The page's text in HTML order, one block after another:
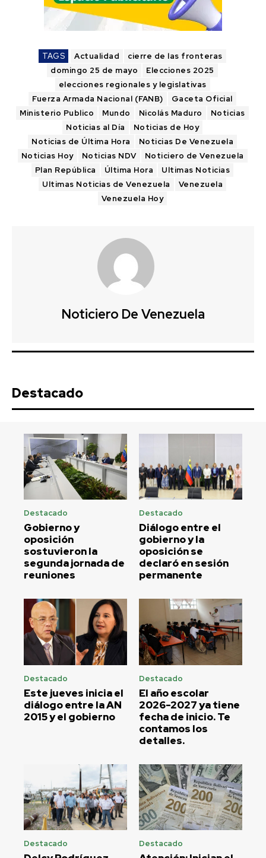
TAGS Actualidad
cierre de las fronteras
domingo 25 de mayo
Elecciones 2025
elecciones regionales y legislativas
Fuerza Armada Nacional (FANB)
Gaceta Oficial
Ministerio Publico
Mundo Nicolás Maduro
Noticias
Noticias al Día
Noticias de Hoy
Noticias de Última Hora
Noticias De Venezuela
Noticias Hoy
Noticias NDV
Noticiero de Venezuela
Plan República
Última Hora
Ultimas Noticias
Ultimas Noticias de Venezuela
Venezuela
Venezuela Hoy
Noticiero De Venezuela
Destacado
Destacado
Gobierno y
oposición
sostuvieron la
segunda jornada de
reuniones
Destacado
Diálogo entre el
gobierno y la
oposición se
declaró en sesión
permanente
Destacado
Este jueves inicia el
diálogo entre la AN
2015 y el gobierno
Destacado
El año escolar
2026-2027 ya tiene
fecha de inicio. Te
contamos los
detalles.
Destacado Destacado